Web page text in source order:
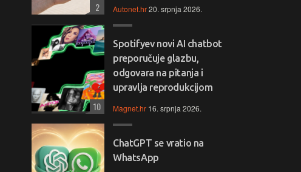
Autonet.hr20. srpnja 2026.
2
Spotifyev novi AI chatbot
preporučuje glazbu,
odgovara na pitanja i
upravlja reprodukcijom
Magnet.hr 16. srpnja 2026.
10
ChatGPT se vratio na
WhatsApp